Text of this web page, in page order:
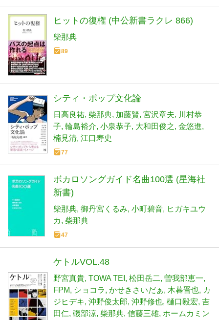
ヒットの復権 (中公新書ラクレ 866)
柴那典
89
シティ・ポップ文化論
日高良祐 柴那典 加藤賢 宮沢章夫
川村恭
子 輪島裕介 小泉恭子 大和田俊之 金悠進
楠見清 江口寿史
77
ボカロソングガイド名曲100選 (星海社
新書)
柴那典 御丹宮くるみ 小町碧音
ヒガキユウ
カ
柴那典
47
ケトルVOL.48
野宮真貴 TOWA TEI 松田岳二 曽我部恵一
FPM
ショコラ かせきさいだぁ 木暮晋也 カ
ジヒデキ 沖野俊太郎 沖野修也 樋口毅宏 吉
田仁 磯部涼 柴那典 信藤三雄 ホームカミン